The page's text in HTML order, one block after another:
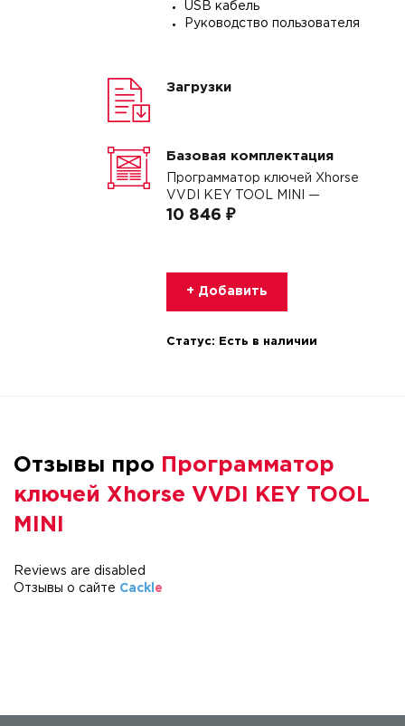
USB кабель
Руководство пользователя
Загрузки
Базовая комплектация
Программатор ключей Xhorse
VVDI KEY TOOL MINI —
10 846 ₽
+ Добавить
Статус: Есть в наличии
Отзывы про Программатор
ключей Xhorse VVDI KEY TOOL
MINI
Reviews are disabled
Отзывы о сайте Cackl e